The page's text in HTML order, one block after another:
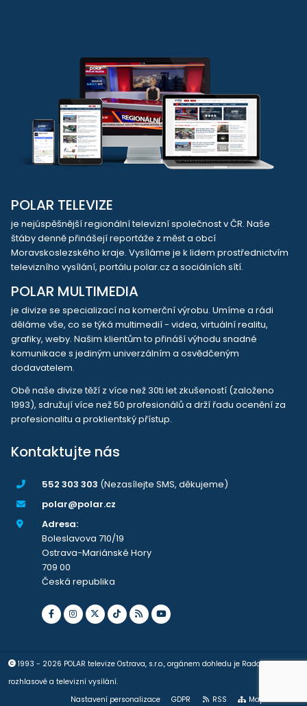
POLAR TELEVIZE
je nejúspěšnější regionální televizní společnost v ČR. Naše
štáby denně přinášejí reportáže z měst a obcí
Moravskoslezského kraje. Vysíláme je k lidem prostřednictvím
televizního vysílání, portálu polar.cz a sociálních sítí.
POLAR MULTIMEDIA
je divize se specializací na komerční výrobu. Umíme a rádi
děláme vše, co se týká multimedií - videa, virtuální realitu,
grafiky, weby. Našim klientům to přináší výhodu snadné
komunikace s jediným univerzálním a osvědčeným
dodavatelem.
Obě naše divize těží z více než 30ti let zkušeností (založeno
1993), sdružují více než 50 profesionálů a drží řadu ocenění za
profesionalitu a proklientský přístup.
Kontaktujte nás
552 303 303 (Nezasílejte SMS, děkujeme)
polar@polar.cz
Adresa:
Boleslavova 710/19
Ostrava-Mariánské Hory
709 00
Česká republika
1993 - 2026 POLAR televize Ostrava, s.r.o., orgánem dohledu je Rada pro
rozhlasové a televizní vysílání.
Nastavení personalizace
GDPR RSS Mapa stránek